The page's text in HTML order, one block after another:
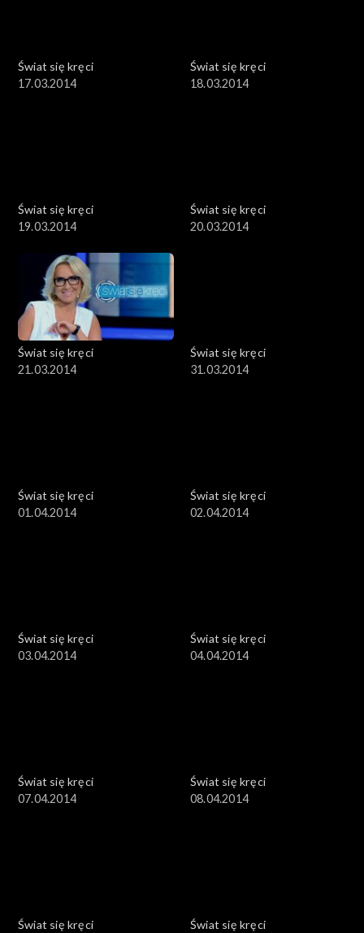
Świat się kręci
17.03.2014
Świat się kręci
18.03.2014
Świat się kręci
19.03.2014
Świat się kręci
20.03.2014
Świat się kręci
21.03.2014
Świat się kręci
31.03.2014
Świat się kręci
01.04.2014
Świat się kręci
02.04.2014
Świat się kręci
03.04.2014
Świat się kręci
04.04.2014
Świat się kręci
07.04.2014
Świat się kręci
08.04.2014
Świat się kręci
Świat się kręci